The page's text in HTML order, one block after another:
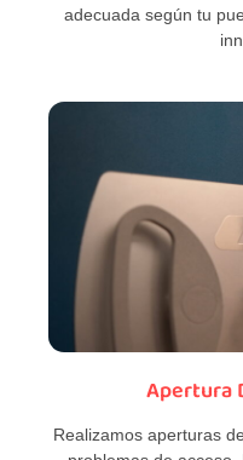
adecuada según tu
Apertura
Realizamos aperturas